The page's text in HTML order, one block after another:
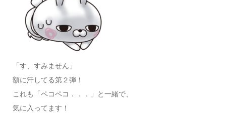
「す、すみません」
額に汗してる第２弾！
これも「ペコペコ．．．」と一緒で、
気に入ってます！